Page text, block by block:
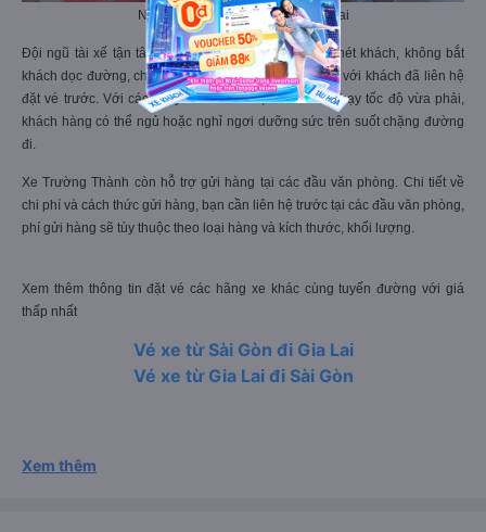
Nội thất xe Trường Thành đi Gia Lai
Đội ngũ tài xế tận tâm, lái xe an toàn, không nhồi nhét khách, không bắt
khách dọc đường, chỉ hỗ trợ đón tại các điểm cố định với khách đã liên hệ
đặt vé trước. Với các chuyến xe đi đêm, tài xế vẫn chạy tốc độ vừa phải,
khách hàng có thể ngủ hoặc nghỉ ngơi dưỡng sức trên suốt chặng đường
đi.
Xe Trường Thành còn hỗ trợ gửi hàng tại các đầu văn phòng. Chi tiết về
chi phí và cách thức gửi hàng, bạn cần liên hệ trước tại các đầu văn phòng,
phí gửi hàng sẽ tùy thuộc theo loại hàng và kích thước, khối lượng.
Xem thêm thông tin đặt vé các hãng xe khác cùng tuyến đường với giá
thấp nhất
Vé xe từ Sài Gòn đi Gia Lai
Vé xe từ Gia Lai đi Sài Gòn
Xem thêm